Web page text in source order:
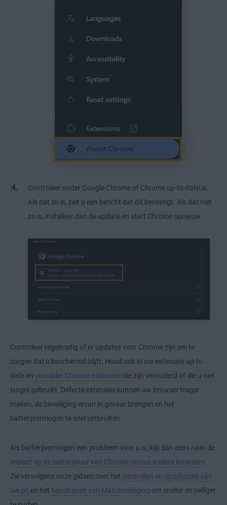
Controleer onder Google Chrome of Chrome up-to-date is.
Als dat zo is, ziet u een bericht dat dit bevestigt. Als dat niet
zo is, installeer dan de update en start Chrome opnieuw.
Controleer regelmatig of er updates voor Chrome zijn om te
zorgen dat u beschermd blijft. Houd ook al uw extensies up-to-
date en verwijder Chrome-extensies die zijn verouderd of die u niet
langer gebruikt. Defecte extensies kunnen uw browser trager
maken, de beveiliging ervan in gevaar brengen en het
batterijvermogen te snel verbruiken.
Als batterijvermogen een probleem voor u is, kijk dan eens naar de
impact op de batterijduur van Chrome versus andere browsers
Zie vervolgens onze gidsen over het versnellen en opschonen van
uw pc en het handhaven van Mac-beveiliging om sneller en veiliger